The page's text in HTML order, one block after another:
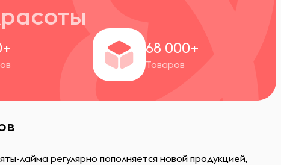
68 000+
Товаров
лайма регулярно пополняется новой продукцией,